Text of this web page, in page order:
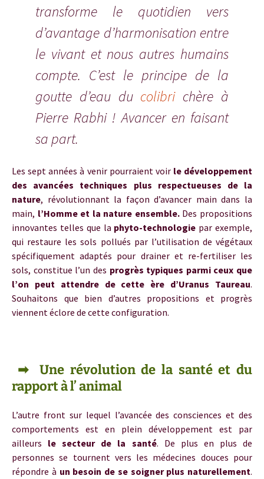
transforme le quotidien vers
d’avantage d’harmonisation entre
le vivant et nous autres humains
compte. C’est le principe de la
goutte d’eau du colibrichère à
Pierre Rabhi ! Avancer en faisant
sa part.
Les sept années à venir pourraient voir le développement
des avancées techniques plus respectueuses de la
nature, révolutionnant la façon d’avancer main dans la
main, l’Homme et la nature ensemble.Des propositions
innovantes telles que la phyto-technologie par exemple,
qui restaure les sols pollués par l’utilisation de végétaux
spécifiquement adaptés pour drainer et re-fertiliser les
sols, constitue l’un des progrès typiques parmi ceux que
l’on peut attendre de cette ère d’Uranus Taureau.
Souhaitons que bien d’autres propositions et progrès
viennent éclore de cette configuration.
➡ Une révolution de la santé et du
rapport à l’ animal
L’autre front sur lequel l’avancée des consciences et des
comportements est en plein développement est par
ailleurs le secteur de la santé. De plus en plus de
personnes se tournent vers les médecines douces pour
répondre à un besoin de se soigner plus naturellement.